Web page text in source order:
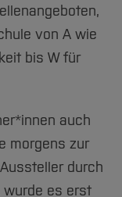
von A wie
bis W für
auch
morgens zur
durch
wurde es erst